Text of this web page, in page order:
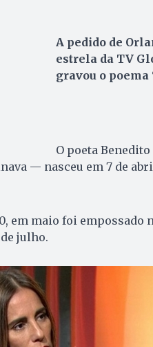
A pedido de
estrela da TV
gravou o poema
O poeta
— nasceu em 7 de
em maio foi empossado
julho.